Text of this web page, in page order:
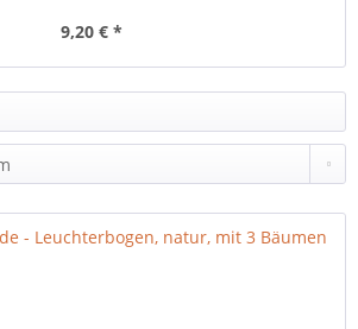
9,20 € *